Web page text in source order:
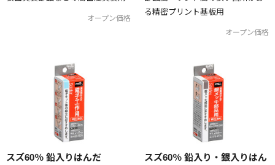
オープン価格
る精密プリント基板用
オープン価格
スズ60％ 鉛入りはんだ
スズ60％ 鉛入り・銀入りはん